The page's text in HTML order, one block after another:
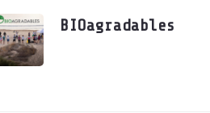
BIOagradables